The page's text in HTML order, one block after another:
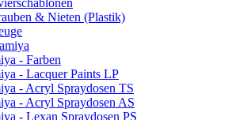
& Nieten (Plastik)
- Farben
- Lacquer Paints LP
- Acryl Spraydosen TS
- Acryl Spraydosen AS
- Lexan Spraydosen PS